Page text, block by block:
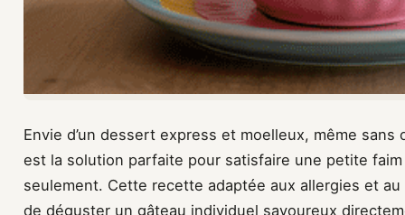
Envie d’un dessert express et moelleux, même
est la solution parfaite pour satisfaire une petite
seulement. Cette recette adaptée aux allergies et
de déguster un gâteau individuel savoureux